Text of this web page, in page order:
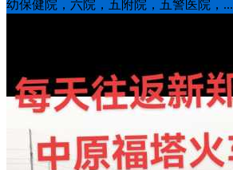
幼保健院，六院，五附院，五警医院，...